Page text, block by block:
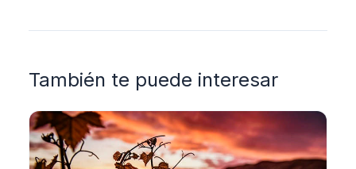
También te puede interesar